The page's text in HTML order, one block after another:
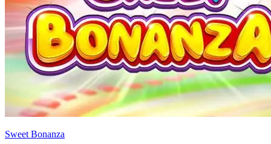
Sweet Bonanza